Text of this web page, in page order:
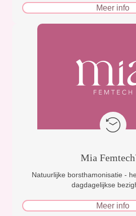
Meer info
Mia
Natuurlijke borsthamonisatie -
dagdagelijkse
Meer info